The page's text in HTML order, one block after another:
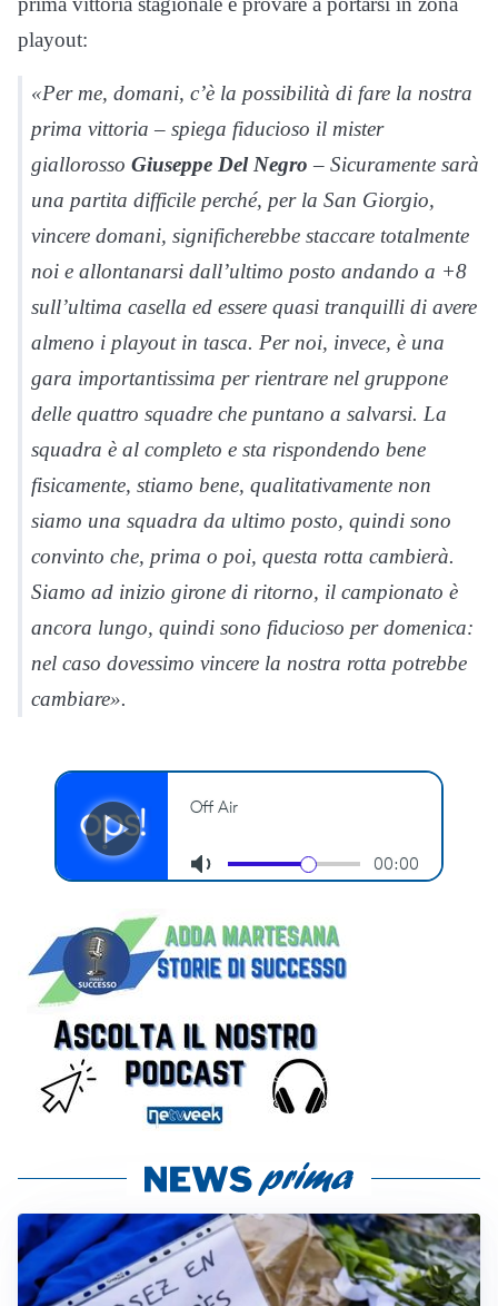
playout:
«Per me, domani, c’è la possibilità di fare la nostra
prima vittoria – spiega fiducioso il mister
giallorosso Giuseppe Del Negro – Sicuramente sarà
una partita difficile perché, per la San Giorgio,
vincere domani, significherebbe staccare totalmente
noi e allontanarsi dall’ultimo posto andando a +8
sull’ultima casella ed essere quasi tranquilli di avere
almeno i playout in tasca. Per noi, invece, è una
gara importantissima per rientrare nel gruppone
delle quattro squadre che puntano a salvarsi. La
squadra è al completo e sta rispondendo bene
fisicamente, stiamo bene, qualitativamente non
siamo una squadra da ultimo posto, quindi sono
convinto che, prima o poi, questa rotta cambierà.
Siamo ad inizio girone di ritorno, il campionato è
ancora lungo, quindi sono fiducioso per domenica:
nel caso dovessimo vincere la nostra rotta potrebbe
cambiare».